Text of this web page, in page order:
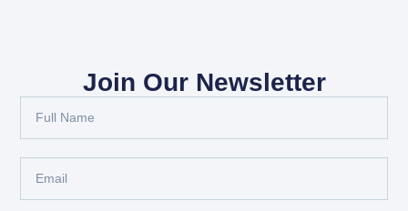
Join Our Newsletter